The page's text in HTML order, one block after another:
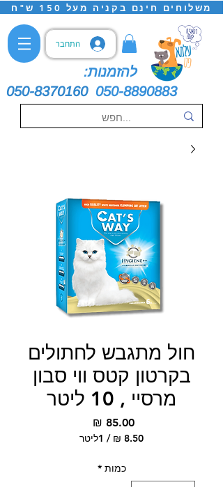
משלוחים חינם בקניה מעל 150 ש"ח
התחבר
להזמנות:
050-8370160 050-8890883
חול מתגבש לחתולים
בקרטון קטס ווי סבון
מרסיי , 10 ליטר
‏85.00 ‏₪
/ 1ליטר
לכלכמות *